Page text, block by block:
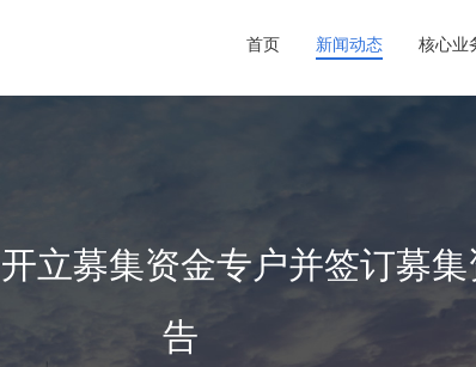
首页 新闻动态 核心业
立募集资金专户并签订募
告